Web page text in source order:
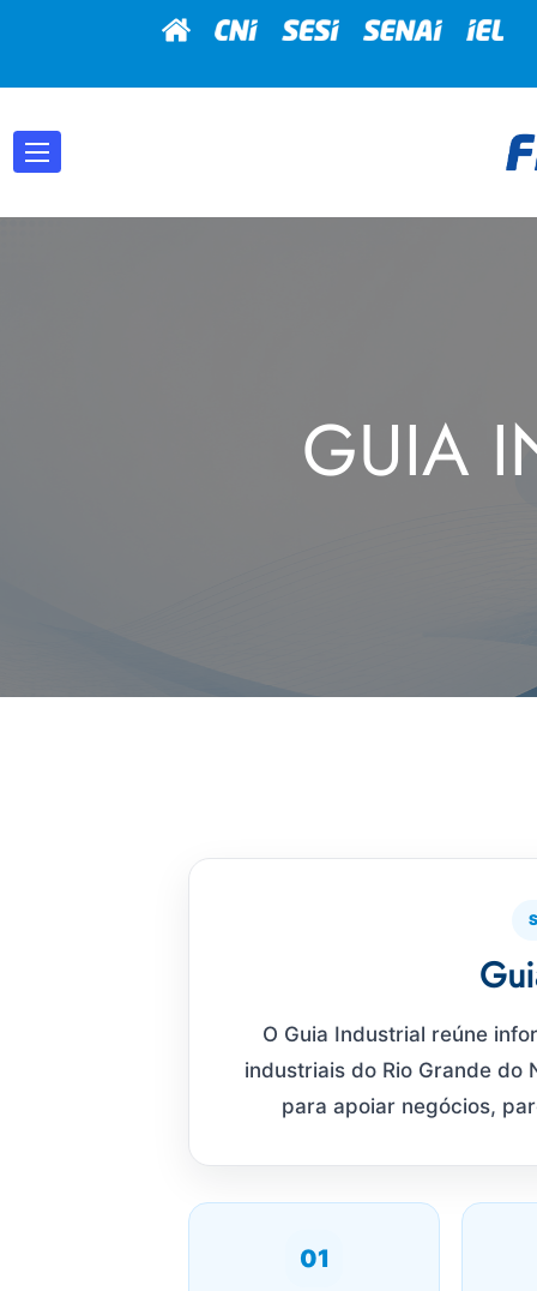
GUIA
O Guia Industrial reúne
industriais do Rio Grande do
para apoiar negócios,
01